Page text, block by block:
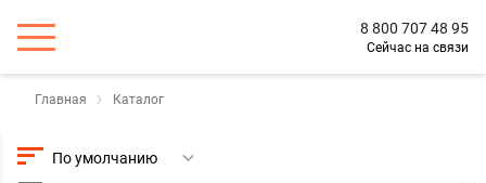
8 800 707 48 95
Сейчас на связи
Главная Каталог